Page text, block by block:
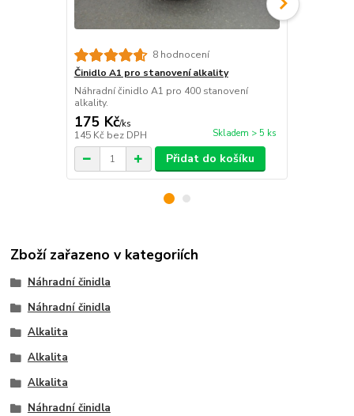
8 hodnocení
Činidlo A1 pro stanovení alkality
Náhradní činidlo A1 pro 400 stanovení
alkality.
175 Kč/ks
145 Kč bez DPH Skladem > 5 ks
Přidat do košíku
Zboží zařazeno v kategoriích
Náhradní činidla
Náhradní činidla
Alkalita
Alkalita
Alkalita
Náhradní činidla